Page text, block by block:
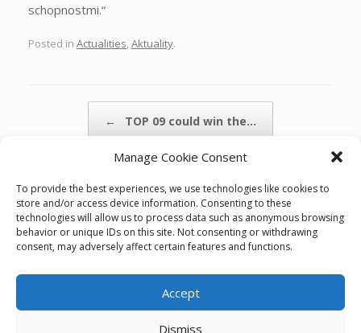
Manage Cookie Consent
To provide the best experiences, we use technologies like cookies to
store and/or access device information. Consenting to these
technologies will allow us to process data such as anonymous browsing
behavior or unique IDs on this site. Not consenting or withdrawing
consent, may adversely affect certain features and functions.
Accept
Dismiss
schopnostmi.“
Posted in Actualities,Aktuality.
← TOP 09 could win the…
Cookie policy (EU)